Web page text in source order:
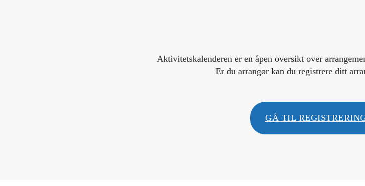
Aktivitetskalenderen er en åpen oversikt over
Er du arrangør kan du registrere ditt
GÅ TIL